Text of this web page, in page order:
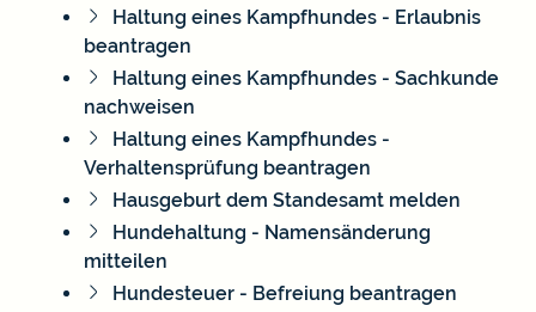
Haltung eines Kampfhundes - Erlaubnis
beantragen
Haltung eines Kampfhundes - Sachkunde
nachweisen
Haltung eines Kampfhundes -
Verhaltensprüfung beantragen
Hausgeburt dem Standesamt melden
Hundehaltung - Namensänderung
mitteilen
Hundesteuer - Befreiung beantragen